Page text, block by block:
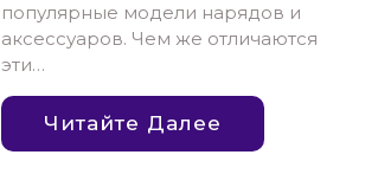
популярные модели нарядов и
аксессуаров. Чем же отличаются
эти…
Читайте Далее